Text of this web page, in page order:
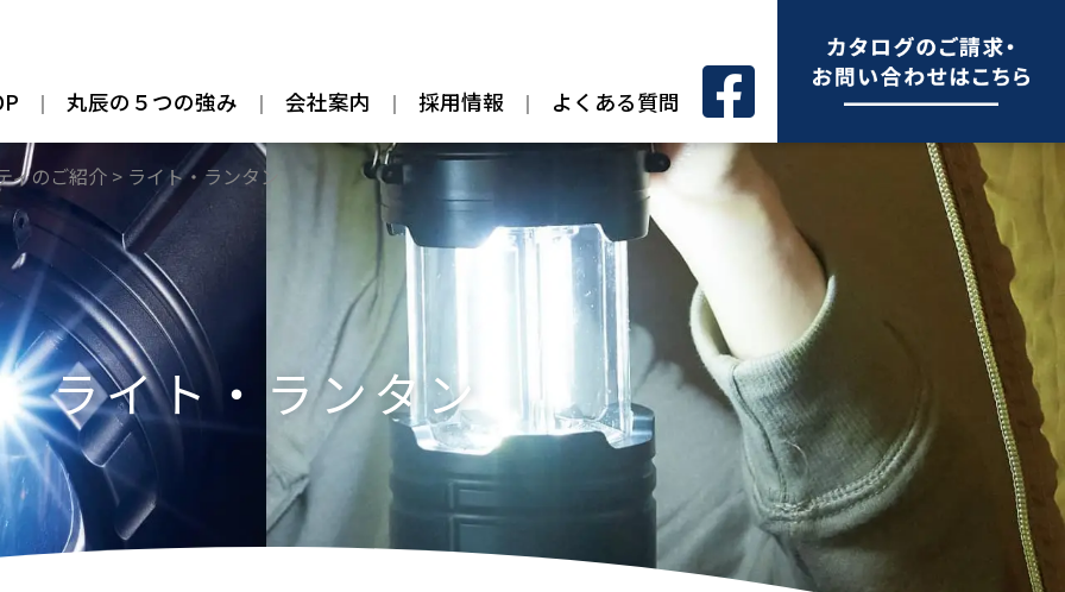
丸辰の５つの強み 会社案内 採用情報 よくある質問
ィのご紹介 > ライト・ランタン
ライト・ランタン